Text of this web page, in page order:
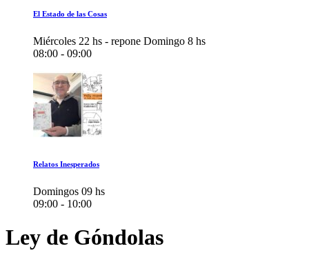
El Estado de las Cosas
Miércoles 22 hs - repone Domingo 8 hs
08:00 - 09:00
Relatos Inesperados
Domingos 09 hs
09:00 - 10:00
Ley de Góndolas